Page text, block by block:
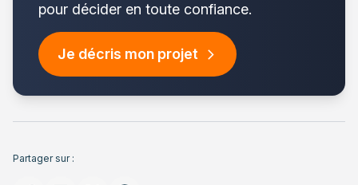
pour décider en toute confiance.
Je décris mon projet
Partager sur :